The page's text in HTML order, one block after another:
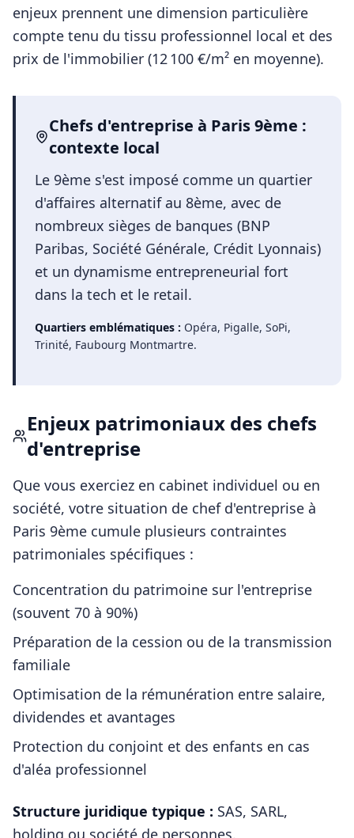
enjeux prennent une dimension particulière
compte tenu du tissu professionnel local et des
prix de l'immobilier (12 100 €/m² en moyenne).
Chefs d'entreprise à Paris 9ème :
contexte local
Le 9ème s'est imposé comme un quartier
d'affaires alternatif au 8ème, avec de
nombreux sièges de banques (BNP
Paribas, Société Générale, Crédit Lyonnais)
et un dynamisme entrepreneurial fort
dans la tech et le retail.
Quartiers emblématiques : Opéra, Pigalle, SoPi,
Trinité, Faubourg Montmartre.
Enjeux patrimoniaux des chefs
d'entreprise
Que vous exerciez en cabinet individuel ou en
société, votre situation de chef d'entreprise à
Paris 9ème cumule plusieurs contraintes
patrimoniales spécifiques :
Concentration du patrimoine sur l'entreprise
(souvent 70 à 90%)
Préparation de la cession ou de la transmission
familiale
Optimisation de la rémunération entre salaire,
dividendes et avantages
Protection du conjoint et des enfants en cas
d'aléa professionnel
Structure juridique typique : SAS, SARL,
holding ou société de personnes.